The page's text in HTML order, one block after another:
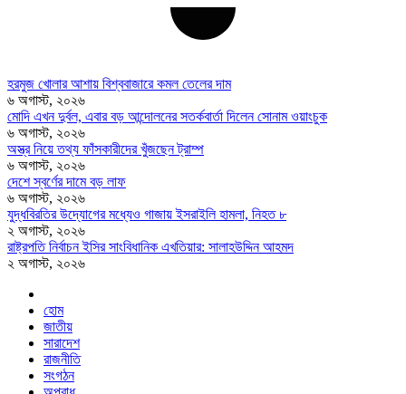
হরমুজ খোলার আশায় বিশ্ববাজারে কমল তেলের দাম
৬ অগাস্ট, ২০২৬
মোদি এখন দুর্বল, এবার বড় আন্দোলনের সতর্কবার্তা দিলেন সোনাম ওয়াংচুক
৬ অগাস্ট, ২০২৬
অস্ত্র নিয়ে তথ্য ফাঁসকারীদের খুঁজছেন ট্রাম্প
৬ অগাস্ট, ২০২৬
দেশে স্বর্ণের দামে বড় লাফ
৬ অগাস্ট, ২০২৬
যুদ্ধবিরতির উদ্যোগের মধ্যেও গাজায় ইসরাইলি হামলা, নিহত ৮
২ অগাস্ট, ২০২৬
রাষ্ট্রপতি নির্বাচন ইসির সাংবিধানিক এখতিয়ার: সালাহউদ্দিন আহমদ
২ অগাস্ট, ২০২৬
হোম
জাতীয়
সারাদেশ
রাজনীতি
সংগঠন